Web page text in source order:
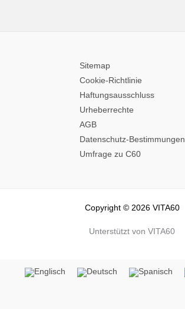
Sitemap
Cookie-Richtlinie
Haftungsausschluss
Urheberrechte
AGB
Datenschutz-Bestimmungen
Umfrage zu C60
Copyright © 2026 VITA60
Unterstützt von VITA60